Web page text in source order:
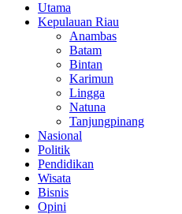
Utama
Kepulauan Riau
Anambas
Batam
Bintan
Karimun
Lingga
Natuna
Tanjungpinang
Nasional
Politik
Pendidikan
Wisata
Bisnis
Opini